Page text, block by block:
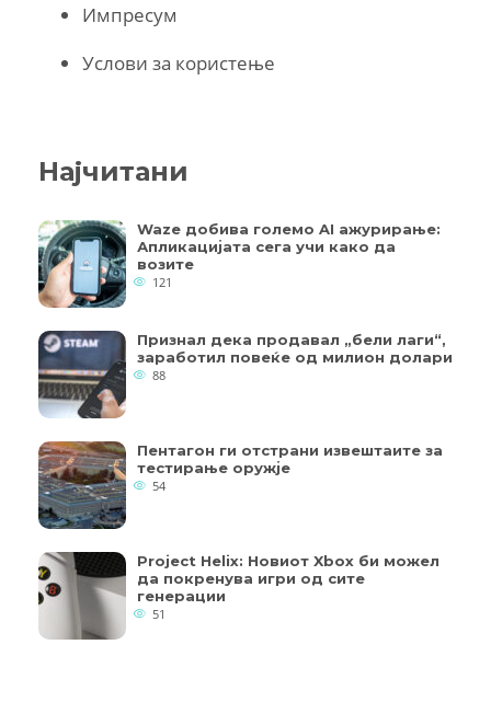
Импресум
Услови за користење
Најчитани
Waze добива големо AI ажурирање:
Апликацијата сега учи како да
возите
121
Признал дека продавал „бели лаги“,
заработил повеќе од милион долари
88
Пентагон ги отстрани извештаите за
тестирање оружје
54
Project Helix: Новиот Xbox би можел
да покренува игри од сите
генерации
51